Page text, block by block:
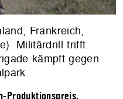
Frankreich,
Militärdrill trifft
kämpft gegen
Produktionspreis,